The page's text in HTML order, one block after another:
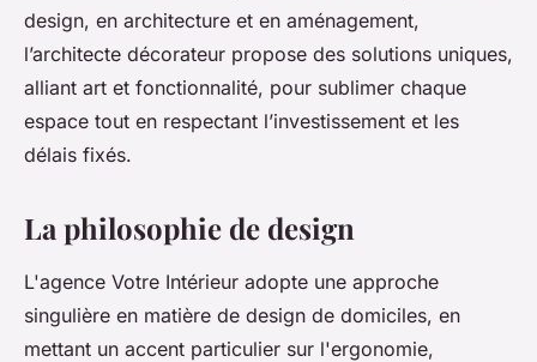
design, en architecture et en aménagement,
l’architecte décorateur propose des solutions uniques,
alliant art et fonctionnalité, pour sublimer chaque
espace tout en respectant l’investissement et les
délais fixés.
La philosophie de design
L'agence Votre Intérieur adopte une approche
singulière en matière de design de domiciles, en
mettant un accent particulier sur l'ergonomie,